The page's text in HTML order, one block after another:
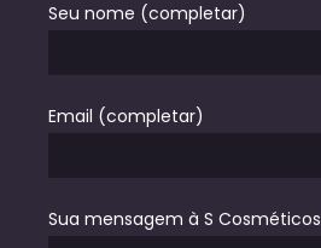
Seu nome (completar)
Email (completar)
Sua mensagem à S Cosméticos